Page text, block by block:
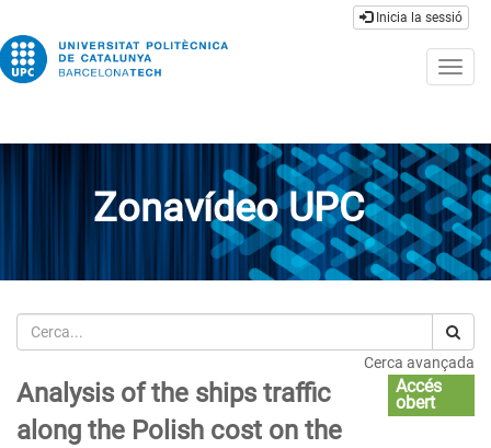
Inicia la sessió
Zonavídeo UPC
Cerca
Cerca avançada
Analysis of the ships traffic
along the Polish cost on the
Accés
obert